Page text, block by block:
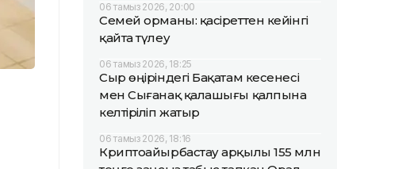
06 тамыз 2026, 20:00
Семей орманы: қасіреттен кейінгі
қайта түлеу
06 тамыз 2026, 18:25
Сыр өңіріндегі Бақатам кесенесі
мен Сығанақ қалашығы қалпына
келтіріліп жатыр
06 тамыз 2026, 18:16
Криптоайырбастау арқылы 155 млн